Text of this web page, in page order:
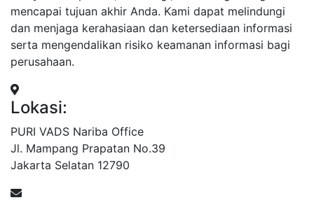
mencapai tujuan akhir Anda. Kami dapat melindungi
dan menjaga kerahasiaan dan ketersediaan informasi
serta mengendalikan risiko keamanan informasi bagi
perusahaan.
Lokasi:
PURI VADS Nariba Office
Jl. Mampang Prapatan No.39
Jakarta Selatan 12790